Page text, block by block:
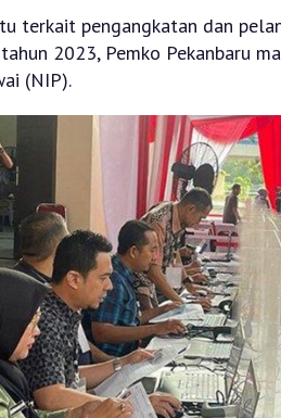
terkait pengangkatan dan
2023, Pemko Pekanbaru
(NIP).